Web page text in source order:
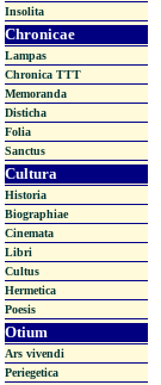
Insolita
Chronicae
Lampas
Chronica TTT
Memoranda
Disticha
Folia
Sanctus
Cultura
Historia
Biographiae
Cinemata
Libri
Cultus
Hermetica
Poesis
Otium
Ars vivendi
Periegetica